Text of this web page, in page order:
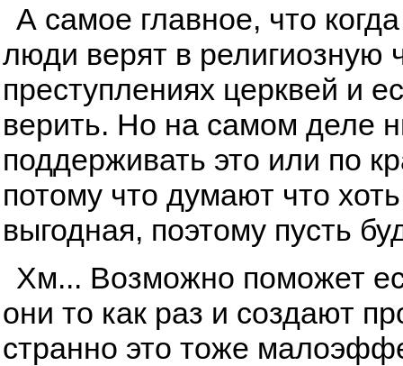
А самое главное, что
люди верят в религиозную
преступлениях церквей и
верить. Но на самом деле
поддерживать это или по
потому что думают что
выгодная, поэтому пусть
Хм... Возможно поможет
они то как раз и создают
странно это тоже